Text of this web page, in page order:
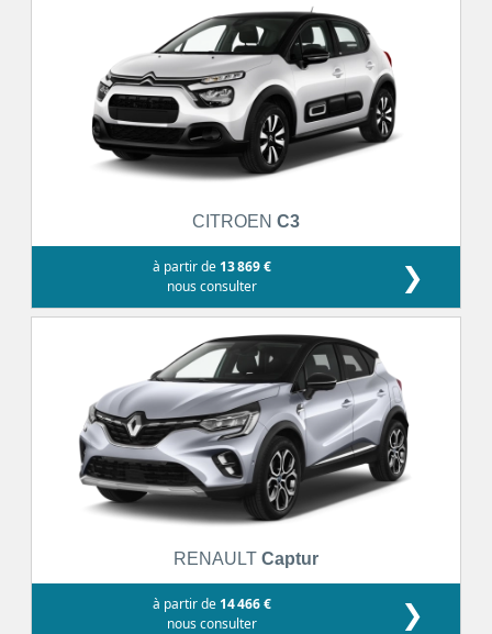
CITROEN C3
à partir de 13 869 €
nous consulter
❯
RENAULT Captur
à partir de 14 466 €
nous consulter
❯